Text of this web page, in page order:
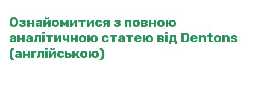
Ознайомитися з повною
аналітичною статею від Dentons
(англійською)